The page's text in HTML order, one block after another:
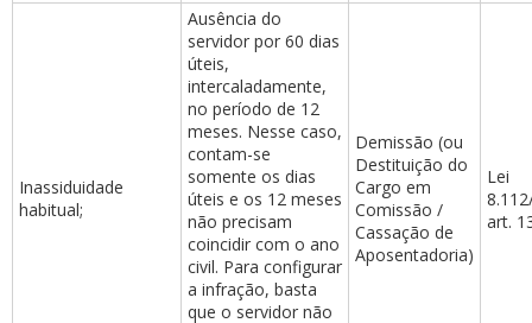
Inassiduidade
habitual;
Ausência do
servidor por 60 dias
úteis,
intercaladamente,
no período de 12
meses. Nesse caso,
contam-se
somente os dias
úteis e os 12 meses
não precisam
coincidir com o ano
civil. Para configurar
a infração, basta
que o servidor não
Demissão (ou
Destituição do
Cargo em
Comissão /
Cassação de
Aposentadoria)
Lei
art.